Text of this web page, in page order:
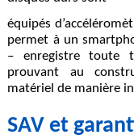
équipés
permet à un
– enregistre toute
prouvant au
matériel de manière
SAV et